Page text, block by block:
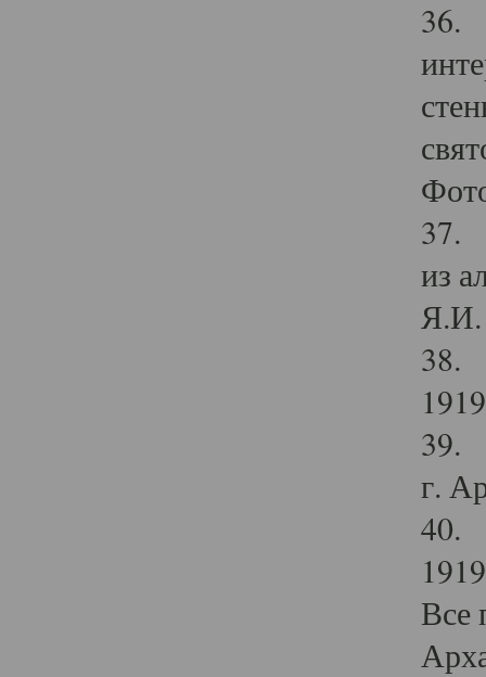
36.
37.
из
Я.И.
38.
39.
г.
40.
Все